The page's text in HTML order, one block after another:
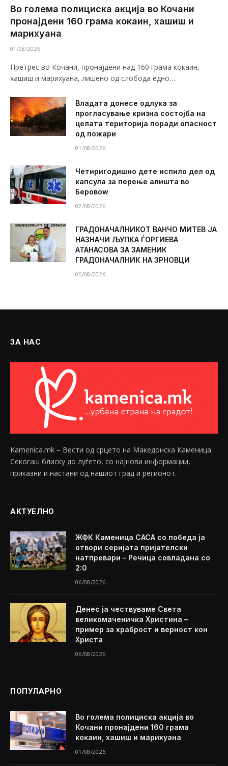
Во голема полициска акција во Кочани
пронајдени 160 грама кокаин, хашиш и
марихуана
01/08/2026
Претрес во Кочани, пронајдени над 160 грама кокаин,
хашиш и марихуана, лишено од слобода едно…
Владата донесе одлука за
прогласување кризна состојба на
целата територија поради опасност
од пожари
01/08/2026
Четиригодишно дете испило дел од
капсула за перење алишта во
Беровоw
02/08/2026
ГРАДОНАЧАЛНИКОТ ВАНЧО МИТЕВ ЈА
НАЗНАЧИ ЉУПКА ЃОРГИЕВА
АТАНАСОВА ЗА ЗАМЕНИК
ГРАДОНАЧАЛНИК НА ЗРНОВЦИ
05/08/2026
ЗА НАС
Kamenica.mk – Вести од срцето на Македонска Каменица
Секогаш блиску до луѓето, со најнови информации,
приказни и настани од нашиот град и регионот.
АКТУЕЛНО
ЖФК Каменица САСА со победа ја
отвори серијата пријателски
натпревари – Речица совладана со
2:0
06/08/2026
Денес ја чествуваме Света
великомаченичка Христина –
пример за храброст и верност кон
Христа
06/08/2026
ПОПУЛАРНО
Во голема полициска акција во
Кочани пронајдени 160 грама
кокаин, хашиш и марихуана
01/08/2026